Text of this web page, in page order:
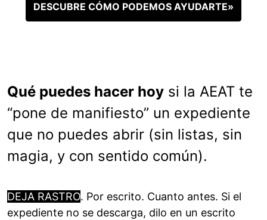
DESCUBRE CÓMO PODEMOS AYUDARTE»
Qué puedes hacer hoy si la AEAT te
“pone de manifiesto” un expediente
que no puedes abrir (sin listas, sin
magia, y con sentido común).
DEJA RASTRO. Por escrito. Cuanto antes. Si el
expediente no se descarga, dilo en un escrito